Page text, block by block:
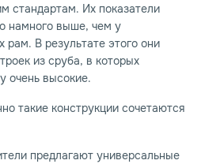
стандартам. Их показатели
намного выше, чем у
рам. В результате этого они
из сруба, в которых
очень высокие.
такие конструкции сочетаются
предлагают универсальные